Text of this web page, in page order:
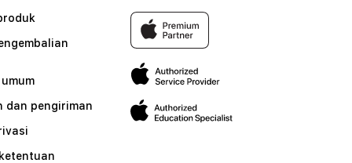
dan pengiriman